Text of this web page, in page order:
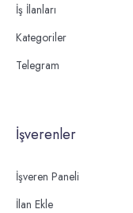
İş İlanları
Kategoriler
Telegram
İşverenler
İşveren Paneli
İlan Ekle